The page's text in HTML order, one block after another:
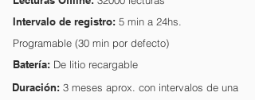
Intervalo de registro: 5 min a 24hs.
Programable (30 min por defecto)
Batería: De litio recargable
Duración: 3 meses aprox. con intervalos de una